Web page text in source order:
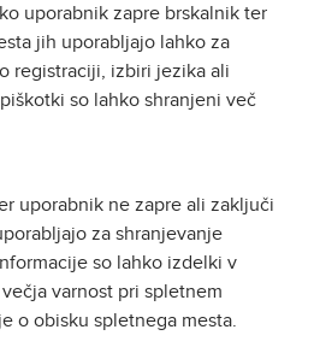
uporabnik zapre brskalnik ter
jih uporabljajo lahko za
registraciji, izbiri jezika ali
so lahko shranjeni več
uporabnik ne zapre ali zaključi
za shranjevanje
so lahko izdelki v
varnost pri spletnem
o obisku spletnega mesta.